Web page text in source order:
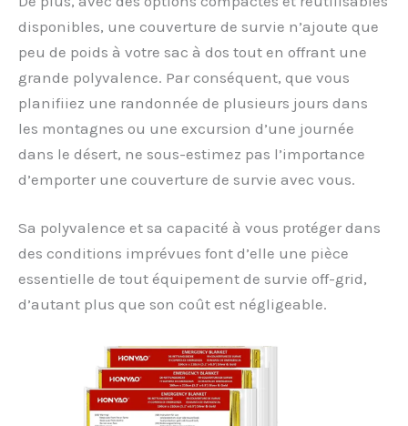
disponibles, une couverture de survie n’ajoute que
peu de poids à votre sac à dos tout en offrant une
grande polyvalence. Par conséquent, que vous
planifiiez une randonnée de plusieurs jours dans
les montagnes ou une excursion d’une journée
dans le désert, ne sous-estimez pas l’importance
d’emporter une couverture de survie avec vous.
Sa polyvalence et sa capacité à vous protéger dans
des conditions imprévues font d’elle une pièce
essentielle de tout équipement de survie off-grid,
d’autant plus que son coût est négligeable.